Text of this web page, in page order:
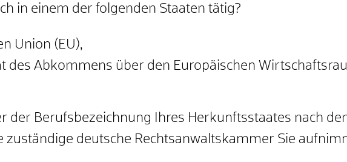
in einem der folgenden Staaten tätig?
Union (EU),
des Abkommens über den Europäischen
der Berufsbezeichnung Ihres Herkunftsstaates nach
zuständige deutsche Rechtsanwaltskammer Sie